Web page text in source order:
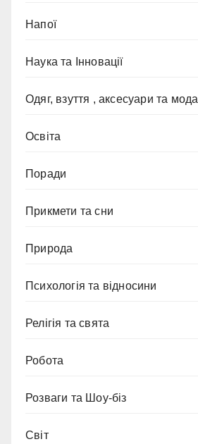
Напої
Наука та Інновації
Одяг, взуття , аксесуари та мода
Освіта
Поради
Прикмети та сни
Природа
Психологія та відносини
Релігія та свята
Робота
Розваги та Шоу-біз
Світ